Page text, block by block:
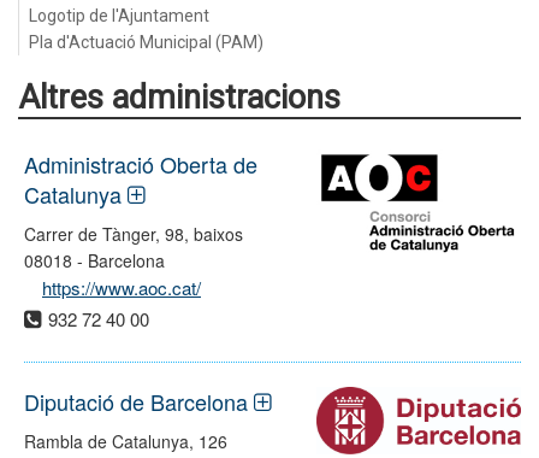
Logotip de l'Ajuntament
Pla d'Actuació Municipal (PAM)
Altres administracions
Administració Oberta de
Catalunya
Carrer de Tànger, 98, baixos
08018 - Barcelona
https://www.aoc.cat/
932 72 40 00
Diputació de Barcelona
Rambla de Catalunya, 126